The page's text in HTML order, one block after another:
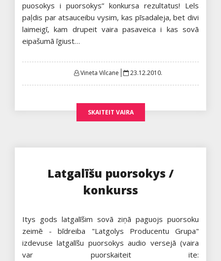
puosokys i puorsokys” konkursa rezultatus! Lels
paļdis par atsauceibu vysim, kas pīsadaleja, bet divi
laimeigī, kam drupeit vaira pasaveica i kas sovā
eipašumā īgiust…
Vineta Vilcane
Posted
23.12.2010.
SKAITEIT VAIRA
Latgalīšu puorsokys /
konkurss
Itys gods latgalīšim sovā ziņā paguojs puorsoku
zeimē - bīdreiba "Latgolys Producentu Grupa"
izdevuse latgalīšu puorsokys audio versejā (vaira
var puorskaiteit ite: